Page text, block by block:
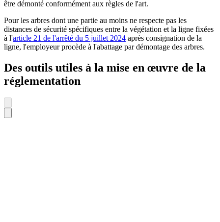
être démonté conformément aux règles de l'art.
Pour les arbres dont une partie au moins ne respecte pas les
distances de sécurité spécifiques entre la végétation et la ligne fixées
à l'article 21 de l'arrêté du 5 juillet 2024 après consignation de la
ligne, l'employeur procède à l'abattage par démontage des arbres.
Des outils utiles à la mise en œuvre de la
réglementation